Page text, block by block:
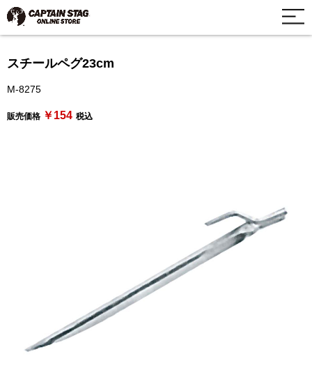
スチールペグ23cm
M-8275
販売価格 ￥154 税込